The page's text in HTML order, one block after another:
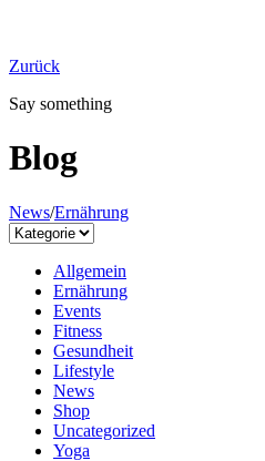
Zurück
Say something
Blog
News/Ernährung
Allgemein
Ernährung
Events
Fitness
Gesundheit
Lifestyle
News
Shop
Uncategorized
Yoga